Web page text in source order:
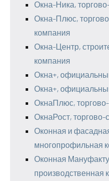
Окна-Ника,
Окна-Плюс,
компания
Окна-Центр,
компания
Окна+,
Окна+,
ОкнаПлюс,
ОкнаРост,
Оконная и
многопрофильная
Оконная
производственная